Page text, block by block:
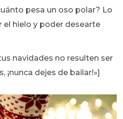
pesa un oso polar? Lo
el hielo y poder desearte
navidades no resulten ser
¡nunca dejes de bailar!»]